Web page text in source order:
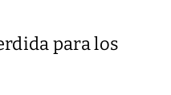
para los